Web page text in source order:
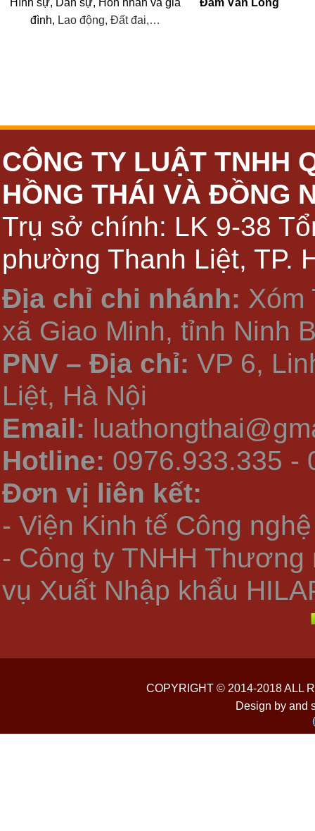
đình, Lao động, Đất đai,…
CÔNG TY LUẬT TNHH
HỒNG THÁI VÀ ĐỒNG
Trụ sở chính: LK 9-38
phường Thanh Liệt, TP.
Địa chỉ chi nhánh: Xóm
xã Giao Minh, tỉnh Ninh
PNV – Địa chỉ: VP 6,
Liệt, Hà Nội
Email:
Hotline: 0976.933.335 -
Đơn vị liên kết:
- Viện Kinh tế Công
- Công ty TNHH Thương
vụ Xuất Nhập khẩu
COPYRIGHT © 2014-2018 ALL
Design by and